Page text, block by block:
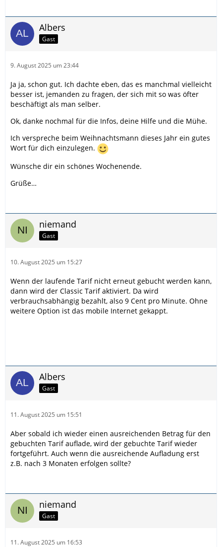
Albers
Gast
9. August 2025 um 23:44
Ja ja, schon gut. Ich dachte eben, das es manchmal vielleicht
besser ist, jemanden zu fragen, der sich mit so was öfter
beschäftigt als man selber.
Ok, danke nochmal für die Infos, deine Hilfe und die Mühe.
Ich verspreche beim Weihnachtsmann dieses Jahr ein gutes
Wort für dich einzulegen.
Wünsche dir ein schönes Wochenende.
Grüße…
niemand
Gast
10. August 2025 um 15:27
Wenn der laufende Tarif nicht erneut gebucht werden kann,
dann wird der Classic Tarif aktiviert. Da wird
verbrauchsabhängig bezahlt, also 9 Cent pro Minute. Ohne
weitere Option ist das mobile Internet gekappt.
Albers
Gast
11. August 2025 um 15:51
Aber sobald ich wieder einen ausreichenden Betrag für den
gebuchten Tarif auflade, wird der gebuchte Tarif wieder
fortgeführt. Auch wenn die ausreichende Aufladung erst
z.B. nach 3 Monaten erfolgen sollte?
niemand
Gast
11. August 2025 um 16:53